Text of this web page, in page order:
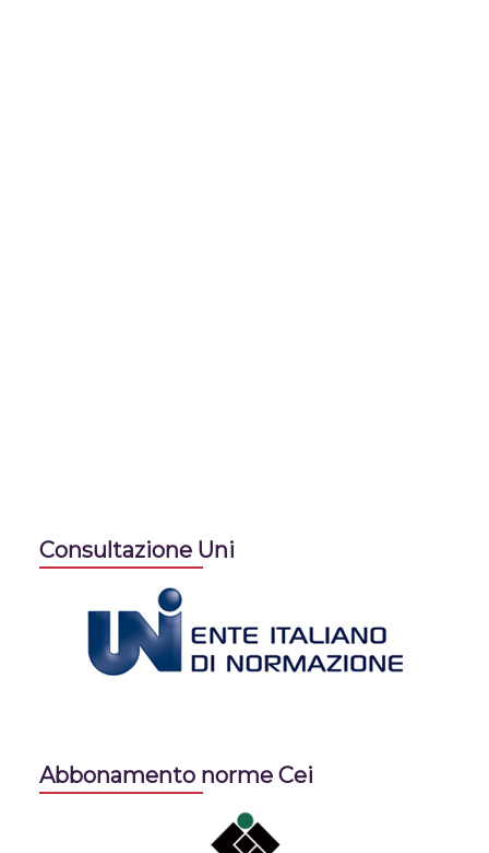
Consultazione Uni
Abbonamento norme Cei